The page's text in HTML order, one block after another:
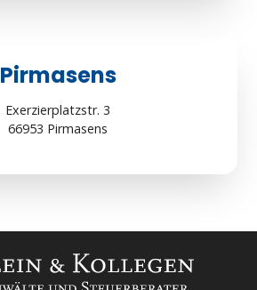
Pirmasens
Exerzierplatzstr. 3
66953 Pirmasens